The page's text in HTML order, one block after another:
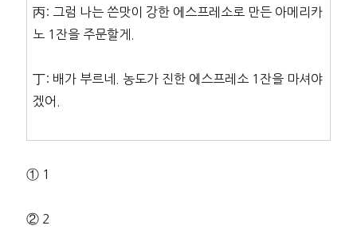
丙: 그럼 나는 쓴맛이 강한 에스프레소로 만든 아메리카
노 1잔을 주문할게.
丁: 배가 부르네. 농도가 진한 에스프레소 1잔을 마셔야
겠어.
① 1
② 2